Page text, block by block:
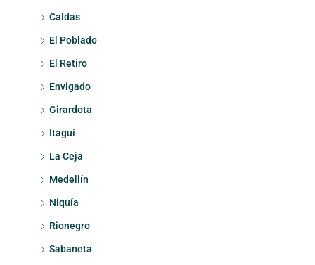
Caldas
El Poblado
El Retiro
Envigado
Girardota
Itaguí
La Ceja
Medellín
Niquía
Rionegro
Sabaneta